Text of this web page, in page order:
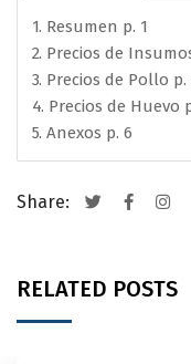
1. Resumen p. 1
2. Precios de
3. Precios de Pollo p.
4. Precios de Huevo
5. Anexos p. 6
Share:
RELATED POSTS